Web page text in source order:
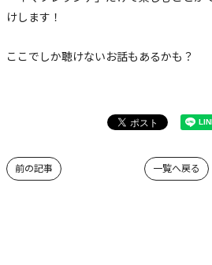
けします！
ここでしか聴けないお話もあるかも？
一覧へ戻る
前の記事